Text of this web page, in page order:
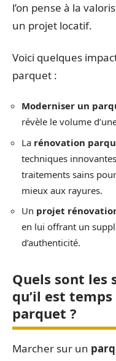
l’on pense à la
un projet locatif.
Voici quelques
parquet :
Moderniser un
révèle le volume
La rénovation
techniques
traitements sains
mieux aux rayures.
Un projet
en lui offrant un
d’authenticité.
Quels sont les
qu’il est
parquet ?
Marcher sur un